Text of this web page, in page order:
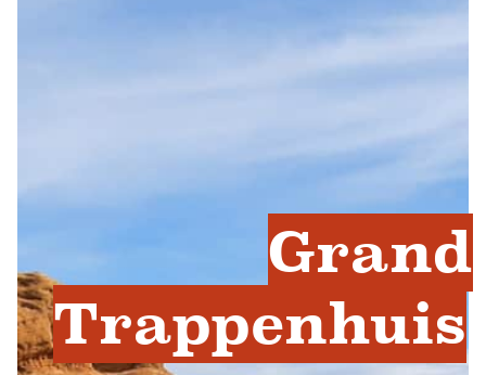
Grand
Trappenhuis